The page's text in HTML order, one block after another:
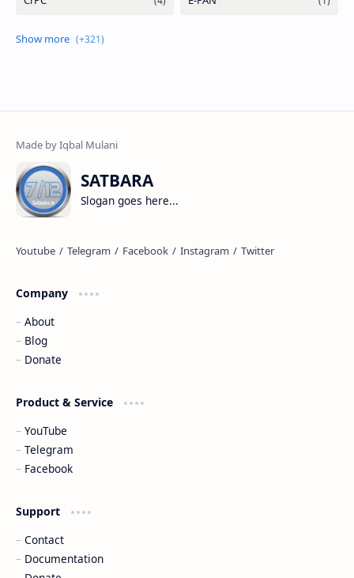
SATBARA
Slogan goes here...
Company
About
Blog
Donate
Product & Service
YouTube
Telegram
Facebook
Support
Contact
Documentation